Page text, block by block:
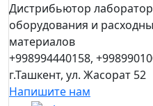
Дистрибьютор
оборудования и
материалов
+998994440158,
г.Ташкент, ул. Жасорат 52
Напишите нам